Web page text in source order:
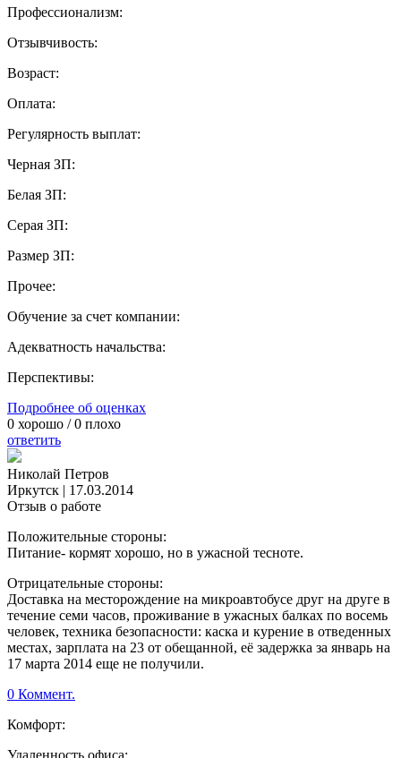
Профессионализм:
Отзывчивость:
Возраст:
Оплата:
Регулярность выплат:
Черная ЗП:
Белая ЗП:
Серая ЗП:
Размер ЗП:
Прочее:
Обучение за счет компании:
Адекватность начальства:
Перспективы:
Подробнее об оценках
0 хорошо /0 плохо
ответить
Николай Петров
Иркутск | 17.03.2014
Отзыв о работе
Положительные стороны:
Питание- кормят хорошо, но в ужасной тесноте.
Отрицательные стороны:
Доставка на месторождение на микроавтобусе друг на друге в
течение семи часов, проживание в ужасных балках по восемь
человек, техника безопасности: каска и курение в отведенных
местах, зарплата на 23 от обещанной, её задержка за январь на
17 марта 2014 еще не получили.
0 Коммент.
Комфорт: